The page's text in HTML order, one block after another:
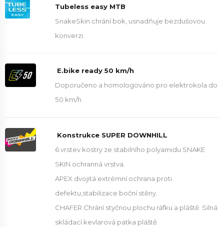
Tubeless easy MTB
SnakeSkin chrání bok, usnadňuje bezdušovou
konverzi.
E.bike ready 50 km/h
Doporučeno a homologováno pro elektrokola do
50 km/h
Konstrukce SUPER DOWNHILL
6 vrstev kostry ze stabilního polyamidu SNAKE
SKIN ochranná vrstva.
APEX dvojitá extrémní ochrana proti
defektu,stabilizace boční stěny.
CHAFER Chrání styčnou plochu ráfku a pláště. Silná
skládací kevlarová patka pláště